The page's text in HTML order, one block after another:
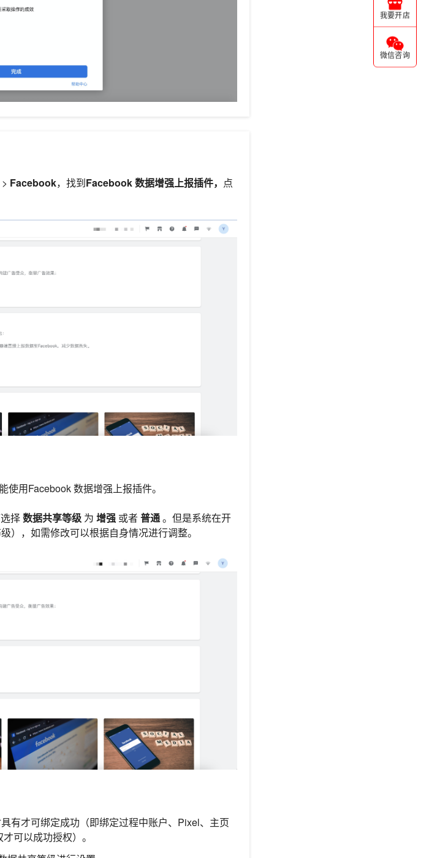
Facebook，找到Facebook 数据增强上报插件， 点
用Facebook 数据增强上报插件。
择数据共享等级为 增强 或者普通。但是系统在开
），如需修改可以根据自身情况进行调整。
有才可绑定成功（即绑定过程中账户、Pixel、主页
可以成功授权）。
我要开店
微信咨询